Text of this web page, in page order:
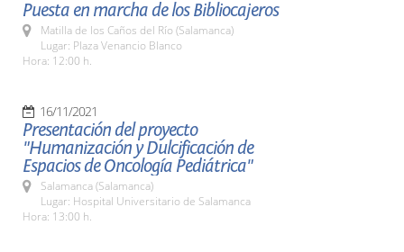
Puesta en marcha de los Bibliocajeros
Matilla de los Caños del Río (Salamanca)
Lugar: Plaza Venancio Blanco
Hora: 12:00 h.
16/11/2021
Presentación del proyecto
"Humanización y Dulcificación de
Espacios de Oncología Pediátrica"
Salamanca (Salamanca)
Lugar: Hospital Universitario de Salamanca
Hora: 13:00 h.